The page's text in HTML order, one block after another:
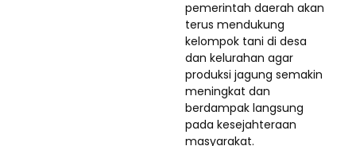
pemerintah daerah akan
terus mendukung
kelompok tani di desa
dan kelurahan agar
produksi jagung semakin
meningkat dan
berdampak langsung
pada kesejahteraan
masyarakat.